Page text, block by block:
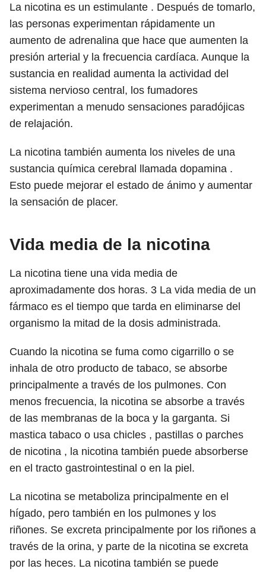
La nicotina es un estimulante . Después de tomarlo,
las personas experimentan rápidamente un
aumento de adrenalina que hace que aumenten la
presión arterial y la frecuencia cardíaca. Aunque la
sustancia en realidad aumenta la actividad del
sistema nervioso central, los fumadores
experimentan a menudo sensaciones paradójicas
de relajación.
La nicotina también aumenta los niveles de una
sustancia química cerebral llamada dopamina .
Esto puede mejorar el estado de ánimo y aumentar
la sensación de placer.
Vida media de la nicotina
La nicotina tiene una vida media de
aproximadamente dos horas. 3 La vida media de un
fármaco es el tiempo que tarda en eliminarse del
organismo la mitad de la dosis administrada.
Cuando la nicotina se fuma como cigarrillo o se
inhala de otro producto de tabaco, se absorbe
principalmente a través de los pulmones. Con
menos frecuencia, la nicotina se absorbe a través
de las membranas de la boca y la garganta. Si
mastica tabaco o usa chicles , pastillas o parches
de nicotina , la nicotina también puede absorberse
en el tracto gastrointestinal o en la piel.
La nicotina se metaboliza principalmente en el
hígado, pero también en los pulmones y los
riñones. Se excreta principalmente por los riñones a
través de la orina, y parte de la nicotina se excreta
por las heces. La nicotina también se puede